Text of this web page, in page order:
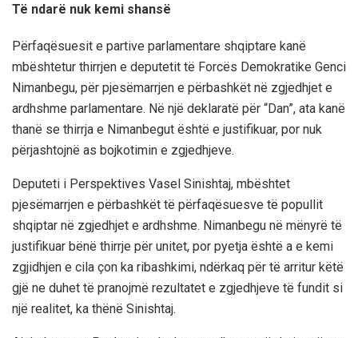
Të ndarë nuk kemi shansë
Përfaqësuesit e partive parlamentare shqiptare kanë
mbështetur thirrjen e deputetit të Forcës Demokratike Genci
Nimanbegu, për pjesëmarrjen e përbashkët në zgjedhjet e
ardhshme parlamentare. Në një deklaratë për “Dan”, ata kanë
thanë se thirrja e Nimanbegut është e justifikuar, por nuk
përjashtojnë as bojkotimin e zgjedhjeve.
Deputeti i Perspektives Vasel Sinishtaj, mbështet
pjesëmarrjen e përbashkët të përfaqësuesve të popullit
shqiptar në zgjedhjet e ardhshme. Nimanbegu në mënyrë të
justifikuar bënë thirrje për unitet, por pyetja është a e kemi
zgjidhjen e cila çon ka ribashkimi, ndërkaq për të arritur këtë
gjë ne duhet të pranojmë rezultatet e zgjedhjeve të fundit si
një realitet, ka thënë Sinishtaj.